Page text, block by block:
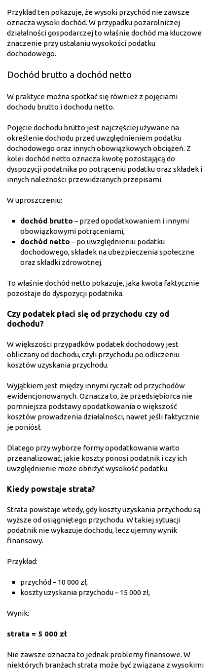
Przykład ten pokazuje, że wysoki przychód nie zawsze
oznacza wysoki dochód. W przypadku pozarolniczej
działalności gospodarczej to właśnie dochód ma kluczowe
znaczenie przy ustalaniu wysokości podatku
dochodowego.
Dochód brutto a dochód netto
W praktyce można spotkać się również z pojęciami
dochodu brutto i dochodu netto.
Pojęcie dochodu brutto jest najczęściej używane na
określenie dochodu przed uwzględnieniem podatku
dochodowego oraz innych obowiązkowych obciążeń. Z
kolei dochód netto oznacza kwotę pozostającą do
dyspozycji podatnika po potrąceniu podatku oraz składek i
innych należności przewidzianych przepisami.
W uproszczeniu:
dochód brutto – przed opodatkowaniem i innymi
obowiązkowymi potrąceniami,
dochód netto – po uwzględnieniu podatku
dochodowego, składek na ubezpieczenia społeczne
oraz składki zdrowotnej.
To właśnie dochód netto pokazuje, jaka kwota faktycznie
pozostaje do dyspozycji podatnika.
Czy podatek płaci się od przychodu czy od
dochodu?
W większości przypadków podatek dochodowy jest
obliczany od dochodu, czyli przychodu po odliczeniu
kosztów uzyskania przychodu.
Wyjątkiem jest między innymi ryczałt od przychodów
ewidencjonowanych. Oznacza to, że przedsiębiorca nie
pomniejsza podstawy opodatkowania o większość
kosztów prowadzenia działalności, nawet jeśli faktycznie
je poniósł.
Dlatego przy wyborze formy opodatkowania warto
przeanalizować, jakie koszty ponosi podatnik i czy ich
uwzględnienie może obniżyć wysokość podatku.
Kiedy powstaje strata?
Strata powstaje wtedy, gdy koszty uzyskania przychodu są
wyższe od osiągniętego przychodu. W takiej sytuacji
podatnik nie wykazuje dochodu, lecz ujemny wynik
finansowy.
Przykład:
przychód – 10 000 zł,
koszty uzyskania przychodu – 15 000 zł,
Wynik:
strata = 5 000 zł
Nie zawsze oznacza to jednak problemy finansowe. W
niektórych branżach strata może być związana z wysokimi